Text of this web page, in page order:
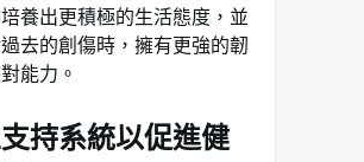
養出更積極的生活態度，並
去的創傷時，擁有更強的韌
能力。
持系統以促進健